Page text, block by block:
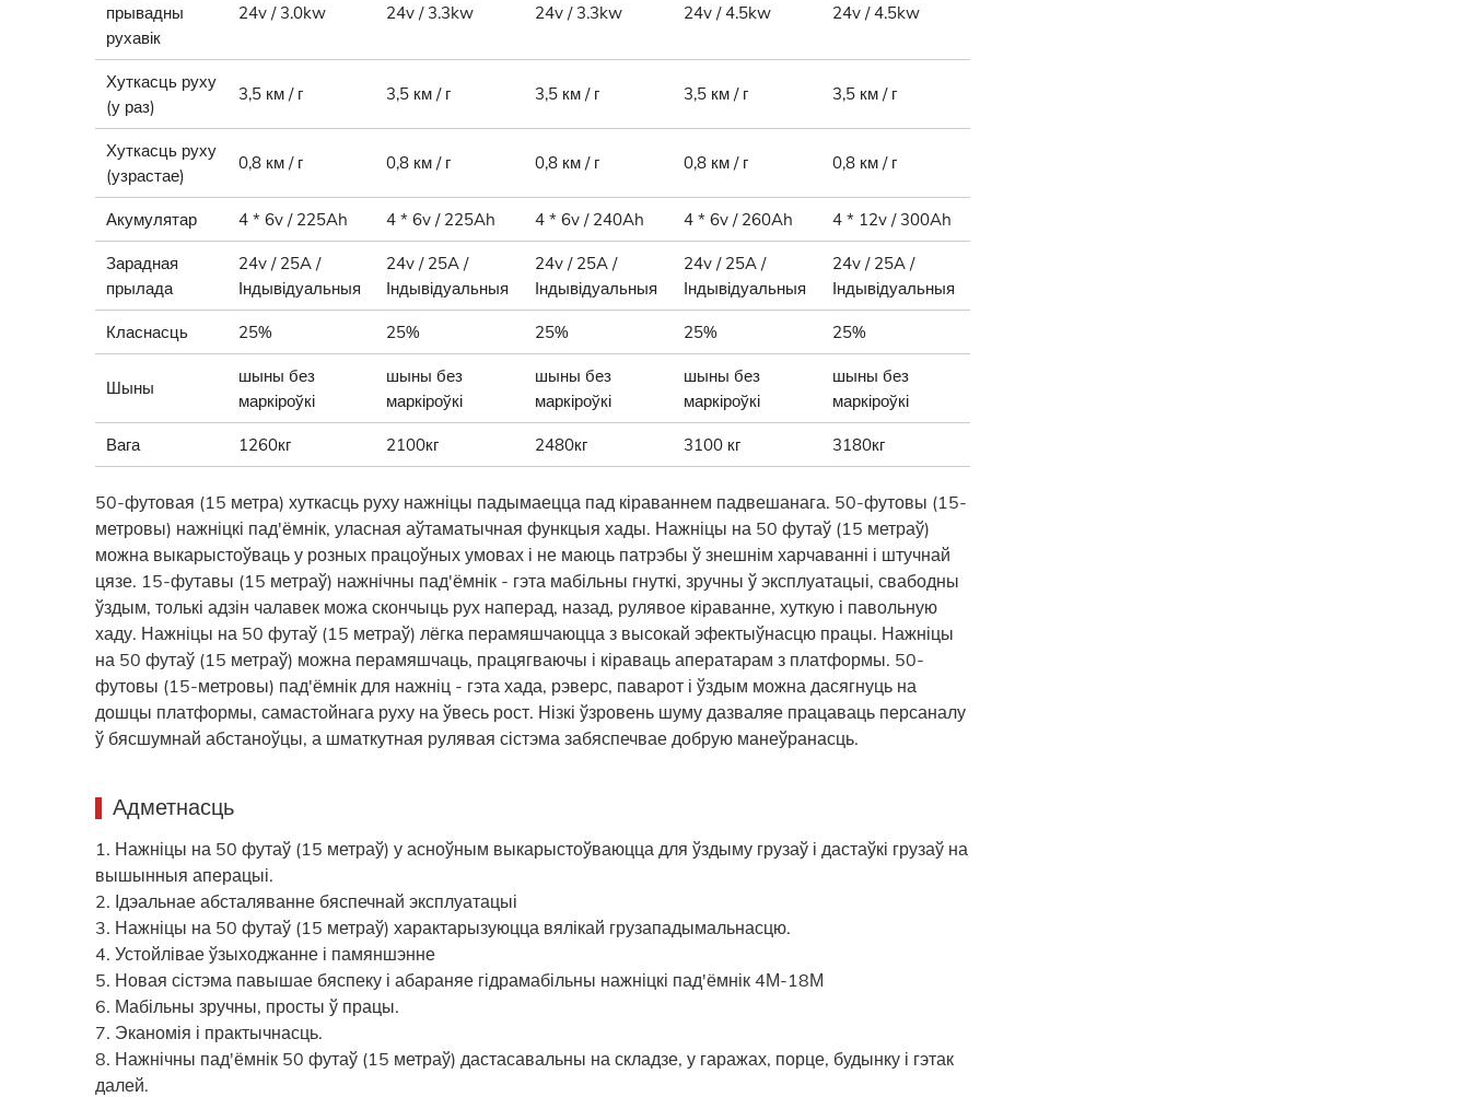
прывадны
рухавік
24v / 3.0kw 24v / 3.3kw 24v / 3.3kw 24v / 4.5kw 24v / 4.5kw
Хуткасць руху
(у раз)
3,5 км / г 3,5 км / г 3,5 км / г 3,5 км / г 3,5 км / г
Хуткасць руху
(узрастае)
0,8 км / г 0,8 км / г 0,8 км / г 0,8 км / г 0,8 км / г
Акумулятар 4 * 6v / 225Ah 4 * 6v / 225Ah 4 * 6v / 240Ah 4 * 6v / 260Ah 4 * 12v / 300Ah
Зарадная
прылада
24v / 25A /
Індывідуальныя
24v / 25A /
Індывідуальныя
24v / 25A /
Індывідуальныя
24v / 25A /
Індывідуальныя
24v / 25A /
Індывідуальныя
Класнасць 25% 25% 25% 25% 25%
Шыны
шыны без
маркіроўкі
шыны без
маркіроўкі
шыны без
маркіроўкі
шыны без
маркіроўкі
шыны без
маркіроўкі
Вага 1260кг 2100кг 2480кг 3100 кг 3180кг
50-футовая (15 метра) хуткасць руху нажніцы падымаецца пад кіраваннем падвешанага. 50-футовы (15-
метровы) нажніцкі пад'ёмнік, уласная аўтаматычная функцыя хады. Нажніцы на 50 футаў (15 метраў)
можна выкарыстоўваць у розных працоўных умовах і не маюць патрэбы ў знешнім харчаванні і штучнай
цязе. 15-футавы (15 метраў) нажнічны пад'ёмнік - гэта мабільны гнуткі, зручны ў эксплуатацыі, свабодны
ўздым, толькі адзін чалавек можа скончыць рух наперад, назад, рулявое кіраванне, хуткую і павольную
хаду. Нажніцы на 50 футаў (15 метраў) лёгка перамяшчаюцца з высокай эфектыўнасцю працы. Нажніцы
на 50 футаў (15 метраў) можна перамяшчаць, працягваючы і кіраваць аператарам з платформы. 50-
футовы (15-метровы) пад'ёмнік для нажніц - гэта хада, рэверс, паварот і ўздым можна дасягнуць на
дошцы платформы, самастойнага руху на ўвесь рост. Нізкі ўзровень шуму дазваляе працаваць персаналу
ў бясшумнай абстаноўцы, а шматкутная рулявая сістэма забяспечвае добрую манеўранасць.
Адметнасць
1. Нажніцы на 50 футаў (15 метраў) у асноўным выкарыстоўваюцца для ўздыму грузаў і дастаўкі грузаў на
вышынныя аперацыі.
2. Ідэальнае абсталяванне бяспечнай эксплуатацыі
3. Нажніцы на 50 футаў (15 метраў) характарызуюцца вялікай грузападымальнасцю.
4. Устойлівае ўзыходжанне і памяншэнне
5. Новая сістэма павышае бяспеку і абараняе гідрамабільны нажніцкі пад'ёмнік 4М-18М
6. Мабільны зручны, просты ў працы.
7. Эканомія і практычнасць.
8. Нажнічны пад'ёмнік 50 футаў (15 метраў) дастасавальны на складзе, у гаражах, порце, будынку і гэтак
далей.